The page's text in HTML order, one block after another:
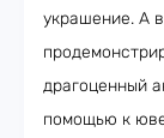
украшение. А
драгоценный
помощью к